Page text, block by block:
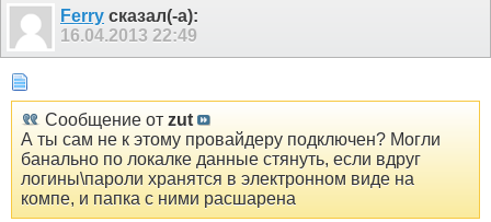
Ferry сказал(-а):
16.04.2013 22:49
Сообщение от zut
А ты сам не к этому провайдеру подключен? Могли
банально по локалке данные стянуть, если вдруг
логины\пароли хранятся в электронном виде на
компе, и папка с ними расшарена